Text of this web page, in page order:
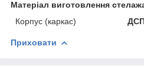
Матеріал виготовлення
Корпус (каркас)
Приховати